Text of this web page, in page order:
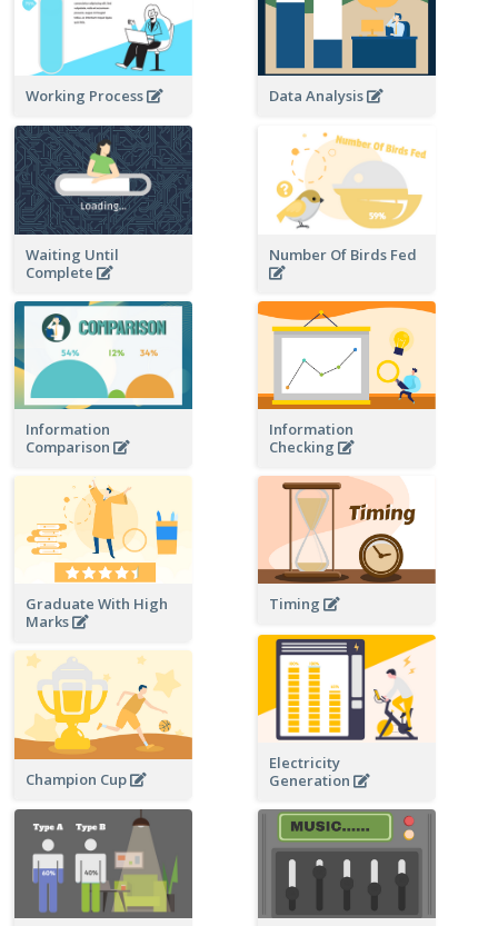
Working Process Data Analysis
Waiting Until
Complete
Number Of Birds Fed
Information
Comparison
Information
Checking
Graduate With High
Marks
Timing
Electricity
Generation
Champion Cup